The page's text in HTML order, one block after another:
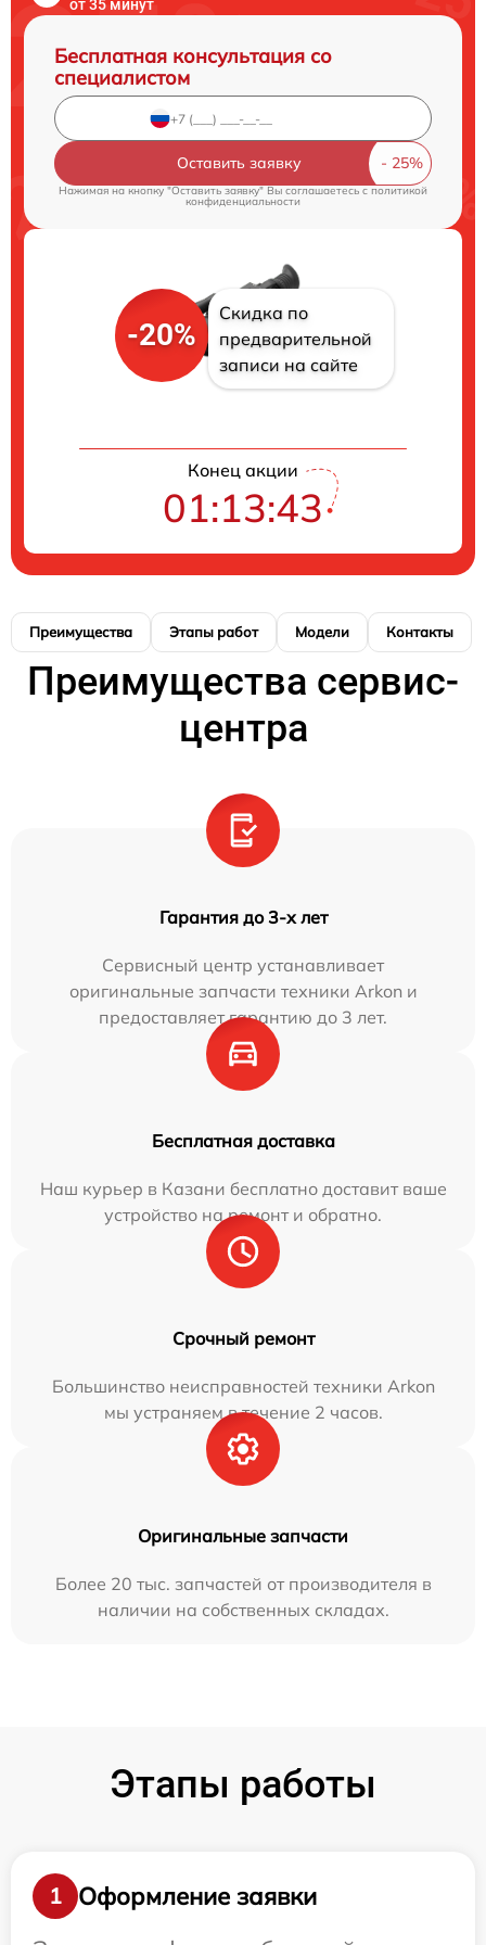
от 35 минут
Бесплатная консультация со
специалистом
Оставить заявку
Нажимая на кнопку "Оставить заявку" Вы соглашаетесь c политикой
конфиденциальности
-20%
Скидка по
предварительной
записи на сайте
Конец акции
01:13:42
Преимущества Этапы работ Модели Контакты
Преимущества сервис-
центра
Гарантия до 3-х лет
Сервисный центр устанавливает
оригинальные запчасти техники Arkon и
предоставляет гарантию до 3 лет.
Бесплатная доставка
Наш курьер в Казани бесплатно доставит ваше
устройство на ремонт и обратно.
Срочный ремонт
Большинство неисправностей техники Arkon
мы устраняем в течение 2 часов.
Оригинальные запчасти
Более 20 тыс. запчастей от производителя в
наличии на собственных складах.
Этапы работы
1
Оформление заявки